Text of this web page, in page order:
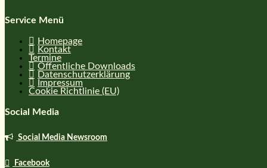
Service Menü
Homepage
Kontakt
Termine
Öffentliche Downloads
Datenschutzerklärung
Impressum
Cookie Richtlinie (EU)
Social Media
Social Media Newsroom
Facebook